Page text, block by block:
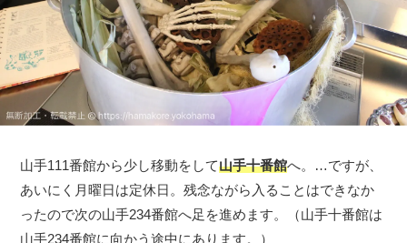
山手111番館から少し移動をして山手十番館へ。…ですが、
あいにく月曜日は定休日。残念ながら入ることはできなか
ったので次の山手234番館へ足を進めます。（山手十番館は
山手234番館に向かう途中にあります。）